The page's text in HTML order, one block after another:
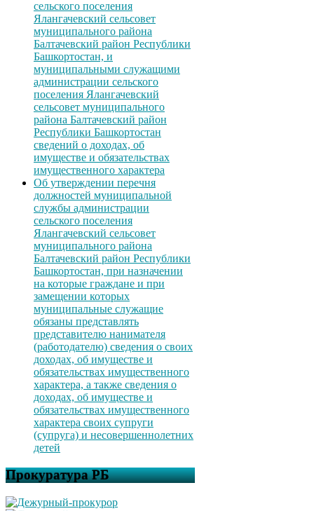
сельского поселения
Ялангачевский сельсовет
муниципального района
Балтачевский район Республики
Башкортостан, и
муниципальными служащими
администрации сельского
поселения Ялангачевский
сельсовет муниципального
района Балтачевский район
Республики Башкортостан
сведений о доходах, об
имуществе и обязательствах
имущественного характера
Об утверждении перечня
должностей муниципальной
службы администрации
сельского поселения
Ялангачевский сельсовет
муниципального района
Балтачевский район Республики
Башкортостан, при назначении
на которые граждане и при
замещении которых
муниципальные служащие
обязаны представлять
представителю нанимателя
(работодателю) сведения о своих
доходах, об имуществе и
обязательствах имущественного
характера, а также сведения о
доходах, об имуществе и
обязательствах имущественного
характера своих супруги
(супруга) и несовершеннолетних
детей
Прокуратура РБ